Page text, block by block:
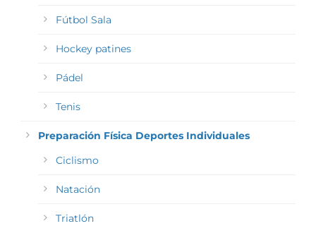
Fútbol Sala
Hockey patines
Pádel
Tenis
Preparación Física Deportes Individuales
Ciclismo
Natación
Triatlón